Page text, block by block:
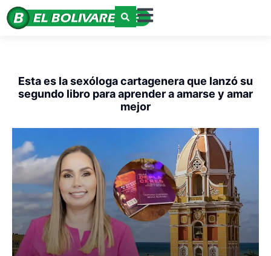
Esta es la sexóloga cartagenera que lanzó su
segundo libro para aprender a amarse y amar
mejor